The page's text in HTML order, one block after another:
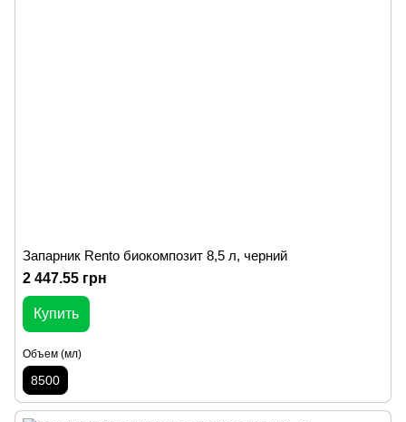
Запарник Rento биокомпозит 8,5 л, черний
2 447.55 грн
Купить
Объем (мл)
8500